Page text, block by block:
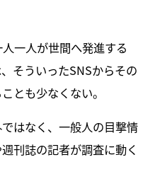
一人が世間へ発進する
そういったSNSからその
とも少なくない。
はなく、一般人の目撃情
刊誌の記者が調査に動く